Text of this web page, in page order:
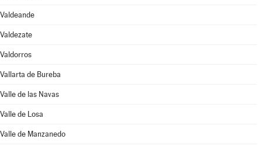
Valdeande
Valdezate
Valdorros
Vallarta de Bureba
Valle de las Navas
Valle de Losa
Valle de Manzanedo